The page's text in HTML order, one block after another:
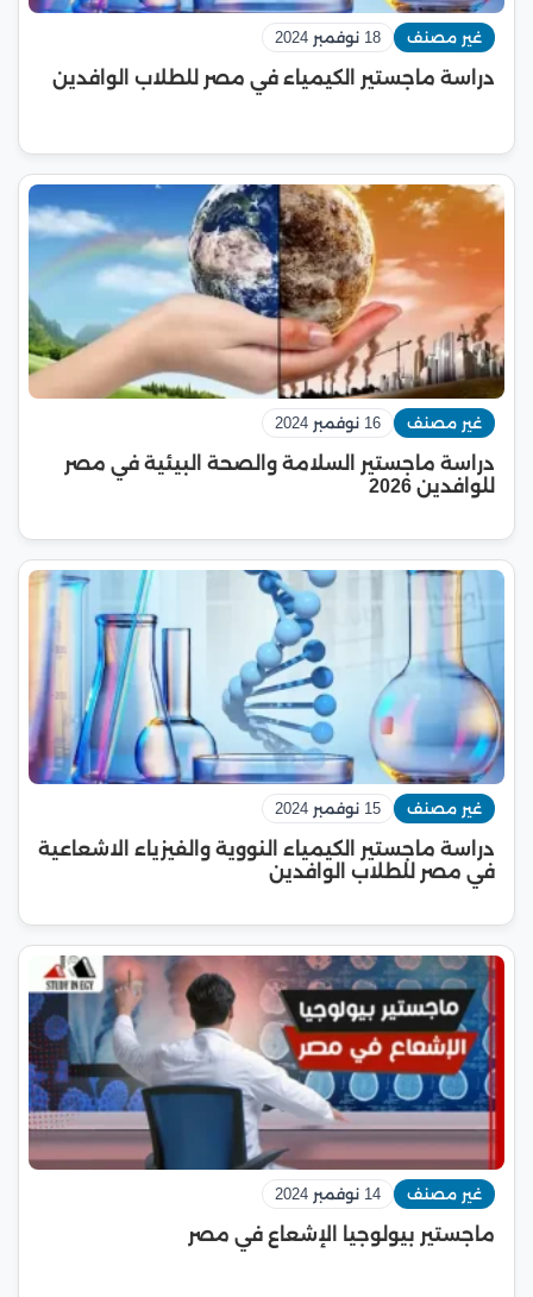
غير مصنف 18 نوفمبر 2024
دراسة ماجستير الكيمياء في مصر للطلاب الوافدين
غير مصنف 16 نوفمبر 2024
دراسة ماجستير السلامة والصحة البيئية في مصر
للوافدين 2026
غير مصنف 15 نوفمبر 2024
دراسة ماجستير الكيمياء النووية والفيزياء الاشعاعية
في مصر للطلاب الوافدين
غير مصنف 14 نوفمبر 2024
ماجستير بيولوجيا الإشعاع في مصر